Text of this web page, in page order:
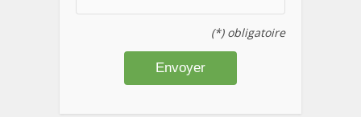
(*) obligatoire